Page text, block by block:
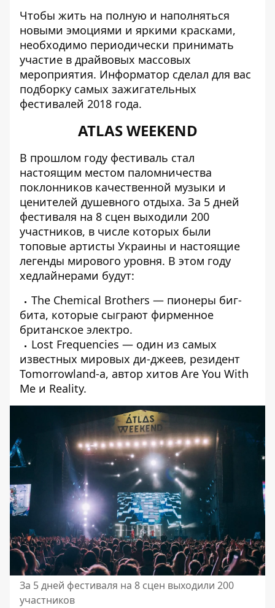
Чтобы жить на полную и наполняться
новыми эмоциями и яркими красками,
необходимо периодически принимать
участие в драйвовых массовых
мероприятия. Информатор сделал для вас
подборку самых зажигательных
фестивалей 2018 года.
ATLAS WEEKEND
В прошлом году фестиваль стал
настоящим местом паломничества
поклонников качественной музыки и
ценителей душевного отдыха. За 5 дней
фестиваля на 8 сцен выходили 200
участников, в числе которых были
топовые артисты Украины и настоящие
легенды мирового уровня. В этом году
хедлайнерами будут:
The Chemical Brothers — пионеры биг-
бита, которые сыграют фирменное
британское электро.
Lost Frequencies — один из самых
известных мировых ди-джеев, резидент
Tomorrowland-а, автор хитов Are You With
Me и Reality.
За 5 дней фестиваля на 8 сцен выходили 200
участников